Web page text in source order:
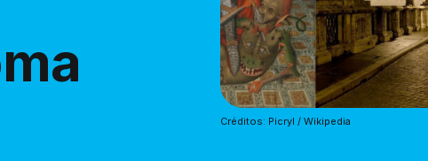
Créditos: Picryl / Wikipedia